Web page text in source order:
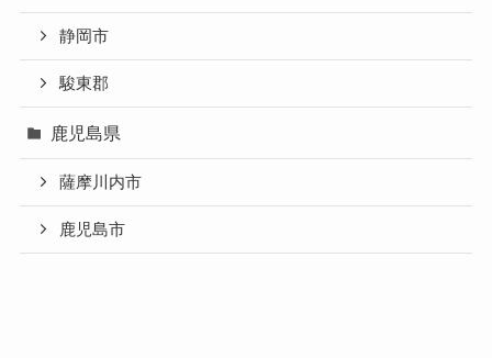
静岡市
駿東郡
鹿児島県
薩摩川内市
鹿児島市